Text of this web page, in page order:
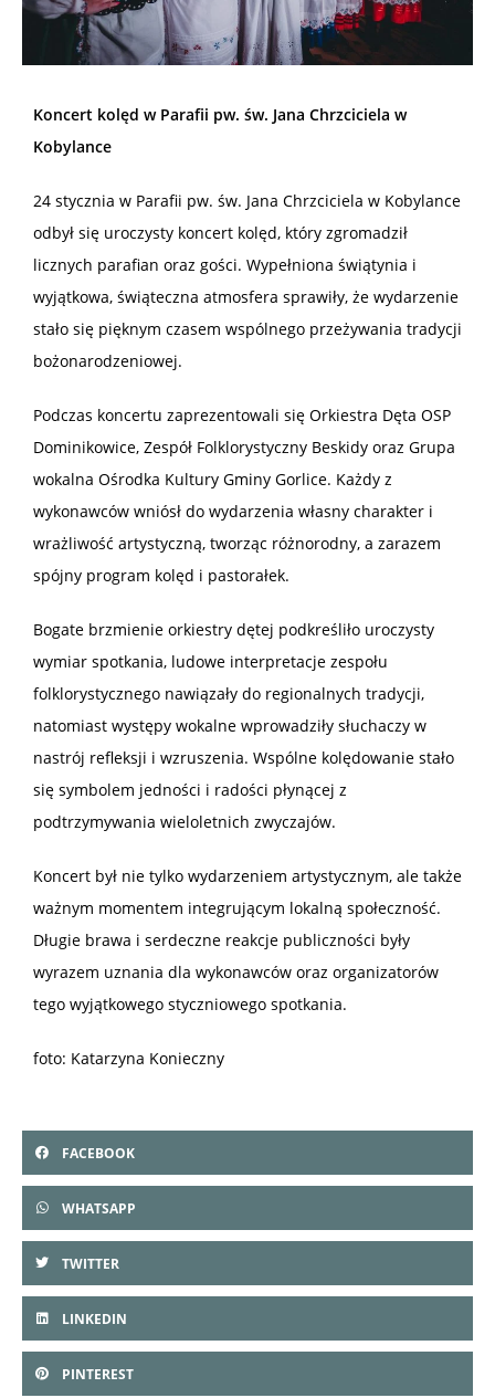
Koncert kolęd w Parafii pw. św. Jana Chrzciciela w
Kobylance
24 stycznia w Parafii pw. św. Jana Chrzciciela w Kobylance
odbył się uroczysty koncert kolęd, który zgromadził
licznych parafian oraz gości. Wypełniona świątynia i
wyjątkowa, świąteczna atmosfera sprawiły, że wydarzenie
stało się pięknym czasem wspólnego przeżywania tradycji
bożonarodzeniowej.
Podczas koncertu zaprezentowali się Orkiestra Dęta OSP
Dominikowice, Zespół Folklorystyczny Beskidy oraz Grupa
wokalna Ośrodka Kultury Gminy Gorlice. Każdy z
wykonawców wniósł do wydarzenia własny charakter i
wrażliwość artystyczną, tworząc różnorodny, a zarazem
spójny program kolęd i pastorałek.
Bogate brzmienie orkiestry dętej podkreśliło uroczysty
wymiar spotkania, ludowe interpretacje zespołu
folklorystycznego nawiązały do regionalnych tradycji,
natomiast występy wokalne wprowadziły słuchaczy w
nastrój refleksji i wzruszenia. Wspólne kolędowanie stało
się symbolem jedności i radości płynącej z
podtrzymywania wieloletnich zwyczajów.
Koncert był nie tylko wydarzeniem artystycznym, ale także
ważnym momentem integrującym lokalną społeczność.
Długie brawa i serdeczne reakcje publiczności były
wyrazem uznania dla wykonawców oraz organizatorów
tego wyjątkowego styczniowego spotkania.
foto: Katarzyna Konieczny
FACEBOOK
WHATSAPP
TWITTER
LINKEDIN
PINTEREST